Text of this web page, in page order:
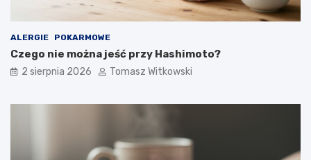
ALERGIE POKARMOWE
Czego nie można jeść przy Hashimoto?
2 sierpnia 2026 Tomasz Witkowski